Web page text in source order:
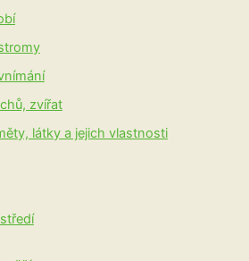
zvířat
látky a jejich vlastnosti